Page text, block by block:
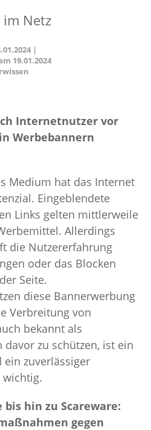
im Netz
|
19.01.2024
Internetnutzer vor
Werbebannern
Medium hat das Internet
Eingeblendete
Links gelten mittlerweile
Allerdings
die Nutzererfahrung
oder das Blocken
Seite.
diese Bannerwerbung
Verbreitung von
bekannt als
zu schützen, ist ein
zuverlässiger
wichtig.
bis hin zu Scareware:
gegen